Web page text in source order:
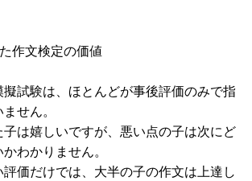
作文検定の価値
試験は、ほとんどが事後評価のみで指
せん。
は嬉しいですが、悪い点の子は次にど
わかりません。
価だけでは、大半の子の作文は上達し